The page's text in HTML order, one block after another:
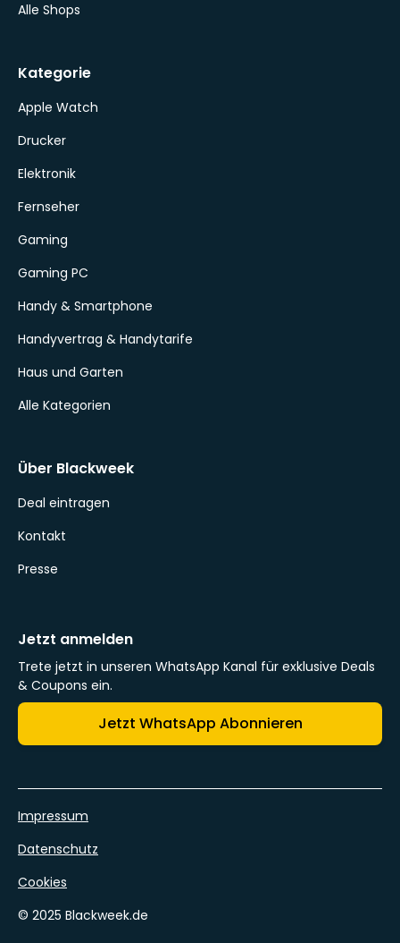
Alle Shops
Kategorie
Apple Watch
Drucker
Elektronik
Fernseher
Gaming
Gaming PC
Handy & Smartphone
Handyvertrag & Handytarife
Haus und Garten
Alle Kategorien
Über Blackweek
Deal eintragen
Kontakt
Presse
Jetzt anmelden
Trete jetzt in unseren WhatsApp Kanal für exklusive Deals
& Coupons ein.
Jetzt WhatsApp Abonnieren
© 2025 Blackweek.de
Impressum
Datenschutz
Cookies